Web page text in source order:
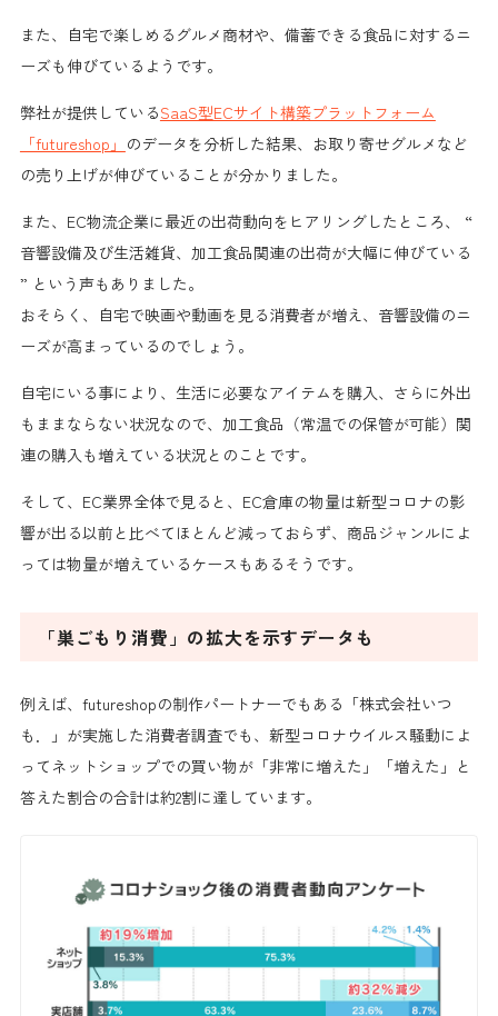
また、自宅で楽しめる グルメ商材や、 備蓄できる食品 に対するニ
ーズも 伸びている ようです。
弊社が提供しているSaaS型ECサイト構築プラットフォーム
「futureshop」 のデータを分析した結果、 お取り寄せグルメなど
の売り上げが伸びている ことが分かりました。
また、 EC物流企業に最近の出荷動向をヒアリングしたところ、
“
音響設備及び生活雑貨、加工食品関連の出荷が大幅に伸びている
” という声もありました。
おそらく、自宅で映画や動画を見る消費者が増え、音響設備のニ
ーズが高まっているのでしょう。
自宅にいる事により、生活に必要なアイテムを購入、さらに外出
もままならない状況なので、加工食品（常温での保管が可能）関
連の購入も増えている状況とのことです。
そして、EC業界全体で見ると、EC倉庫の物量は新型コロナの影
響が出る以前と比べてほとんど減っておらず、 商品ジャンルによ
っては物量が増えているケース もあるそうです。
「巣ごもり消費」の拡大を示すデータも
例えば、futureshopの制作パートナーでもある「株式会社いつ
も．」が実施した消費者調査でも、新型コロナウイルス騒動によ
って ネットショップでの買い物が「非常に増えた」「増えた」 と
答えた割合の合計は約2割に達しています。